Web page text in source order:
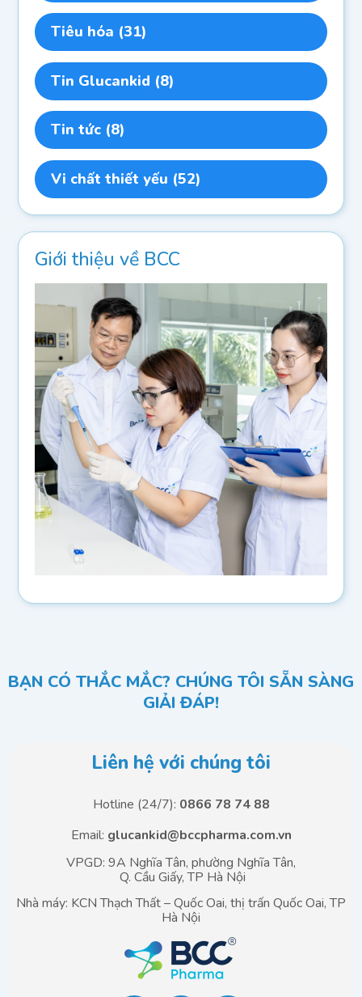
Tiêu hóa (31)
Tin Glucankid (8)
Tin tức (8)
Vi chất thiết yếu (52)
Giới thiệu về BCC
BẠN CÓ THẮC MẮC? CHÚNG TÔI SẴN SÀNG
GIẢI ĐÁP!
Liên hệ với chúng tôi
Hotline (24/7): 0866 78 74 88
Email: glucankid@bccpharma.com.vn
VPGD: 9A Nghĩa Tân, phường Nghĩa Tân,
Q. Cầu Giấy, TP Hà Nội
Nhà máy: KCN Thạch Thất – Quốc Oai, thị trấn Quốc Oai, TP
Hà Nội
F